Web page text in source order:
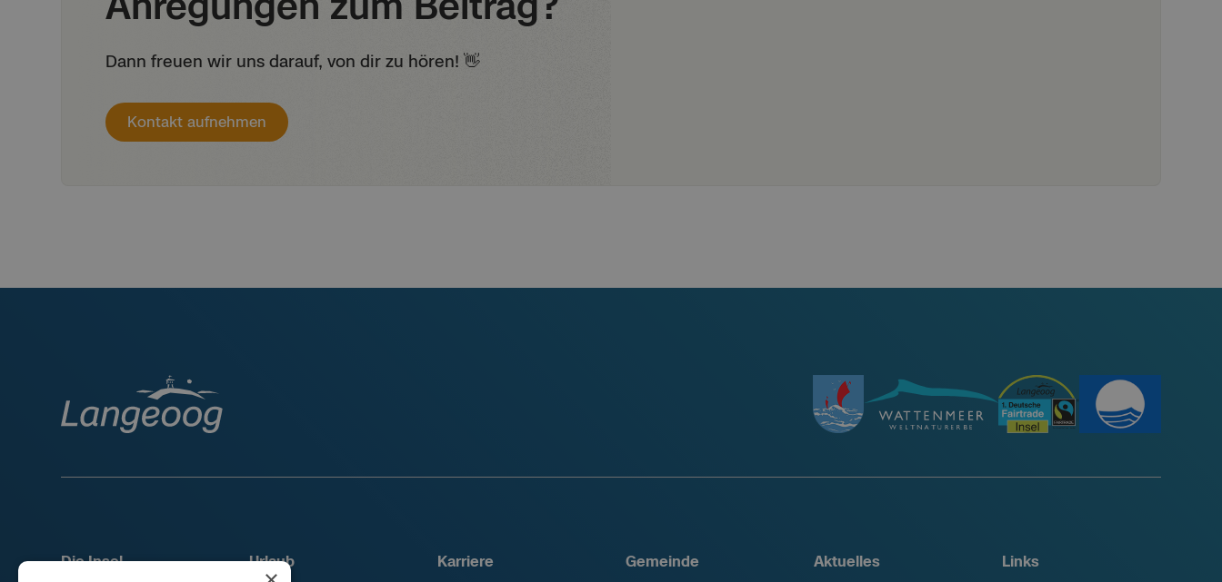
Dann freuen wir uns darauf, von dir zu hören! 👋
Kontakt aufnehmen
Die Insel Urlaub Karriere Gemeinde Aktuelles Links